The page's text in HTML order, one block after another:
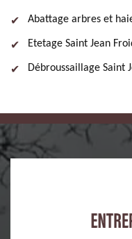
Abattage arbres et
Etetage Saint Jean
Débroussaillage Saint